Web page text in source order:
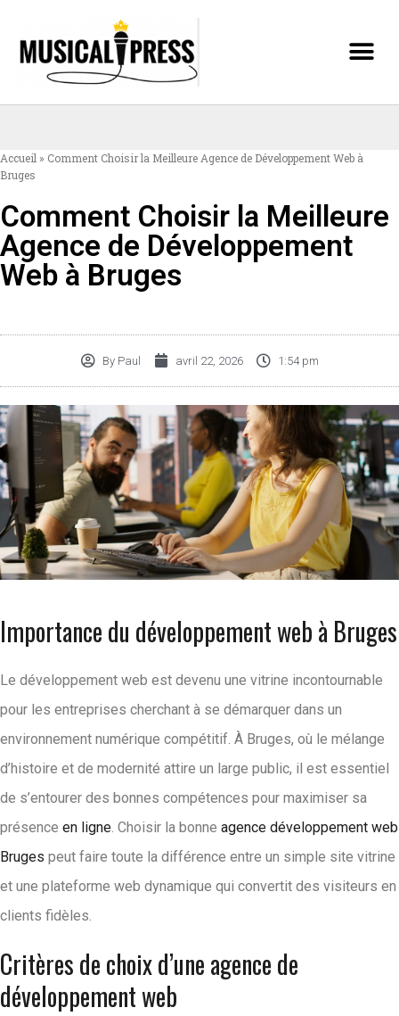
Accueil » Comment Choisir la Meilleure Agence de Développement Web à
Bruges
Comment Choisir la Meilleure
Agence de Développement
Web à Bruges
ByPaul avril 22, 2026 1:54 pm
Importance du développement web à Bruges
Le développement web est devenu une vitrine incontournable
pour les entreprises cherchant à se démarquer dans un
environnement numérique compétitif. À Bruges, où le mélange
d’histoire et de modernité attire un large public, il est essentiel
de s’entourer des bonnes compétences pour maximiser sa
présence en ligne. Choisir la bonne agence développement web
Bruges peut faire toute la différence entre un simple site vitrine
et une plateforme web dynamique qui convertit des visiteurs en
clients fidèles.
Critères de choix d’une agence de
développement web